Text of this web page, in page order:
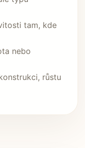
tam, kde
nebo
růstu